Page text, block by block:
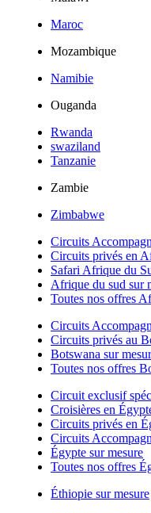
Maroc
Mozambique
Namibie
Ouganda
Rwanda
swaziland
Tanzanie
Zambie
Zimbabwe
Circuits
Circuits privés en
Safari Afrique du
Afrique du sud sur
Toutes nos offres
Circuits
Circuits privés au
Botswana sur
Toutes nos offres
Circuit exclusif
Croisières en
Circuits privés en
Circuits
Égypte sur mesure
Toutes nos offres
Éthiopie sur mesure